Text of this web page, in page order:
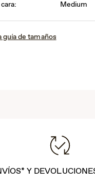
Medium
guía de tamaños
Y